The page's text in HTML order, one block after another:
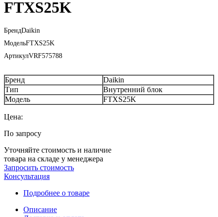
FTXS25K
БрендDaikin
МодельFTXS25K
АртикулVRF575788
Бренд
Daikin
Тип
Внутренний блок
Модель
FTXS25K
Цена:
По запросу
Уточняйте стоимость и наличие
товара на складе у менеджера
Запросить стоимость
Консультация
Подробнее о товаре
Описание